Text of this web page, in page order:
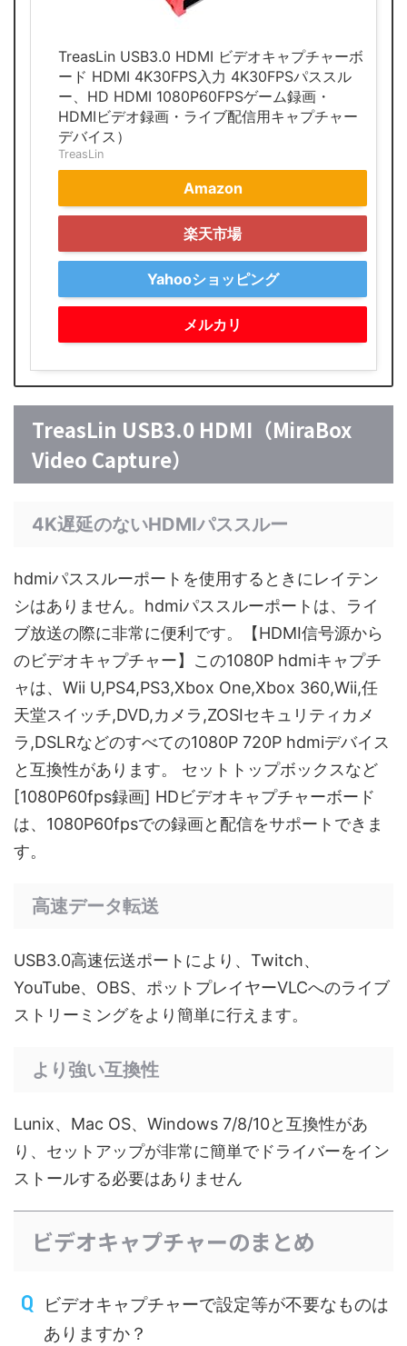
TreasLin USB3.0 HDMI ビデオキャプチャーボ
ード HDMI 4K30FPS入力 4K30FPSパススル
ー、HD HDMI 1080P60FPSゲーム録画・
HDMIビデオ録画・ライブ配信用キャプチャー
デバイス）
TreasLin
Amazon
楽天市場
Yahooショッピング
メルカリ
TreasLin USB3.0 HDMI（MiraBox
Video Capture）
4K遅延のないHDMIパススルー
hdmiパススルーポートを使用するときにレイテン
シはありません。hdmiパススルーポートは、ライ
ブ放送の際に非常に便利です。【HDMI信号源から
のビデオキャプチャー】この1080P hdmiキャプチ
ャは、Wii U,PS4,PS3,Xbox One,Xbox 360,Wii,任
天堂スイッチ,DVD,カメラ,ZOSIセキュリティカメ
ラ,DSLRなどのすべての1080P 720P hdmiデバイス
と互換性があります。 セットトップボックスなど
[1080P60fps録画] HDビデオキャプチャーボード
は、1080P60fpsでの録画と配信をサポートできま
す。
高速データ転送
USB3.0高速伝送ポートにより、Twitch、
YouTube、OBS、ポットプレイヤーVLCへのライブ
ストリーミングをより簡単に行えます。
より強い互換性
Lunix、Mac OS、Windows 7/8/10と互換性があ
り、セットアップが非常に簡単でドライバーをイン
ストールする必要はありません
ビデオキャプチャーのまとめ
ビデオキャプチャーで設定等が不要なものは
ありますか？